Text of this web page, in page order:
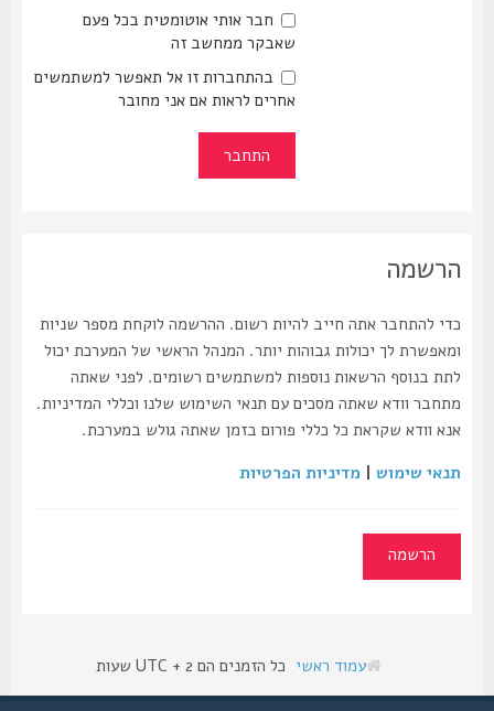
חבר אותי אוטומטית בכל פעם
שאבקר ממחשב זה
בהתחברות זו אל תאפשר למשתמשים
אחרים לראות אם אני מחובר
הרשמה
כדי להתחבר אתה חייב להיות רשום. ההרשמה לוקחת מספר שניות
ומאפשרת לך יכולות גבוהות יותר. המנהל הראשי של המערכת יכול
לתת בנוסף הרשאות נוספות למשתמשים רשומים. לפני שאתה
מתחבר וודא שאתה מסכים עם תנאי השימוש שלנו וכללי המדיניות.
אנא וודא שקראת כל כללי פורום בזמן שאתה גולש במערכת.
תנאי שימוש|מדיניות הפרטיות
הרשמה
עמוד ראשי כל הזמנים הם UTC + 2 שעות